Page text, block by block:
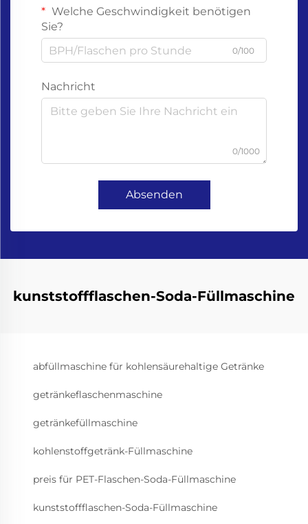
Welche Geschwindigkeit benötigen
Sie?
0/100
Nachricht
0/1000
Absenden
kunststoffflaschen-Soda-Füllmaschine
abfüllmaschine für kohlensäurehaltige Getränke
getränkeflaschenmaschine
getränkefüllmaschine
kohlenstoffgetränk-Füllmaschine
preis für PET-Flaschen-Soda-Füllmaschine
kunststoffflaschen-Soda-Füllmaschine